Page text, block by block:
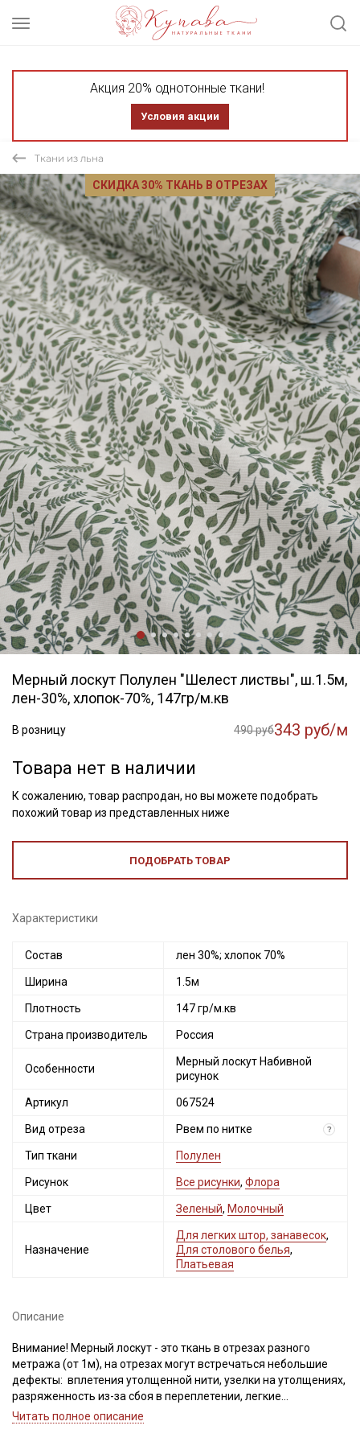
Акция 20% однотонные ткани!
Условия акции
Ткани из льна
СКИДКА 30% ТКАНЬ В ОТРЕЗАХ
Мерный лоскут Полулен "Шелест листвы", ш.1.5м,
лен-30%, хлопок-70%, 147гр/м.кв
В розницу 490 руб343 руб/м
Товара нет в наличии
К сожалению, товар распродан, но вы можете подобрать
похожий товар из представленных ниже
ПОДОБРАТЬ ТОВАР
Характеристики
Состав лен 30%; хлопок 70%
Ширина 1.5м
Плотность 147 гр/м.кв
Страна производитель Россия
Особенности
Мерный лоскут Набивной
рисунок
Артикул 067524
Вид отреза Рвем по нитке ?
Тип ткани Полулен
Рисунок Все рисунки, Флора
Цвет Зеленый, Молочный
Назначение
Для легких штор, занавесок,
Для столового белья,
Платьевая
Описание
Внимание! Мерный лоскут - это ткань в отрезах разного
метража (от 1м), на отрезах могут встречаться небольшие
дефекты: вплетения утолщенной нити, узелки на утолщениях,
разряженность из-за сбоя в переплетении, легкие
загрязнения вдоль кромки и на расстоянии до 5см от кромки,
Читать полное описание